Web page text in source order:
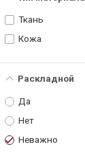
Ткань
Кожа
Раскладной
Да
Нет
Неважно